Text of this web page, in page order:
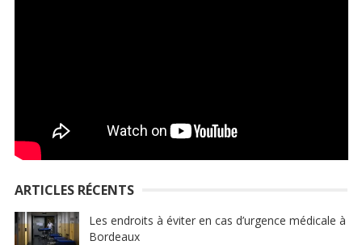
ARTICLES RÉCENTS
Les endroits à éviter en cas d’urgence médicale à
Bordeaux